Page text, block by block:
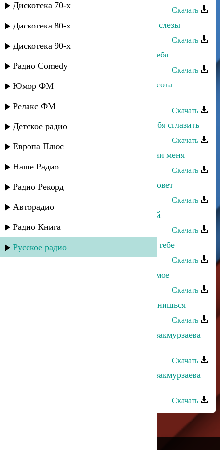
Дискотека 70-х
Дискотека 80-х
Дискотека 90-х
Радио Comedy
Юмор ФМ
Релакс ФМ
Детское радио
Европа Плюс
Наше Радио
Радио Рекорд
Авторадио
Радио Книга
Русское радио
Скачать
Альбина Казакмурзаева - Осенние слезы
Скачать
Альбина Казакмурзаева - Прошу тебя
Скачать
Альбина Казакмурзаева - Твоя красота
Скачать
Альбина Казакмурзаева - Боюсь тебя сглазить
Скачать
Альбина Казакмурзаева - Не обмани меня
Скачать
Альбина Казакмурзаева - Сердце зовет
Скачать
Альбина Казакмурзаева - Мой край
Скачать
Альбина Казакмурзаева - Думаю о тебе
Скачать
Альбина Казакмурзаева - Счастье мое
Скачать
Альбина Казакмурзаева - Ты мне снишься
Скачать
Рустам Ахмедханов и Альбина Казакмурзаева
Скачать
Рустам Ахмедханов и Альбина Казакмурзаева
Скачать